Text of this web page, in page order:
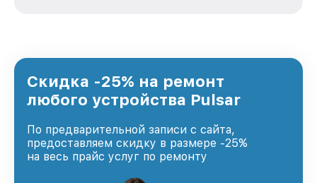
и лояльности наших клиентов.
Скидка -25% на ремонт
любого устройства Pulsar
По предварительной записи с сайта,
предоставляем скидку в размере -25%
на весь прайс услуг по ремонту